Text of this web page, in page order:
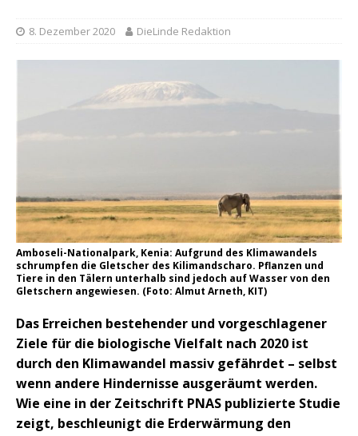
8. Dezember 2020 DieLinde Redaktion
Amboseli-Nationalpark, Kenia: Aufgrund des Klimawandels
schrumpfen die Gletscher des Kilimandscharo. Pflanzen und
Tiere in den Tälern unterhalb sind jedoch auf Wasser von den
Gletschern angewiesen. (Foto: Almut Arneth, KIT)
Das Erreichen bestehender und vorgeschlagener
Ziele für die biologische Vielfalt nach 2020 ist
durch den Klimawandel massiv gefährdet – selbst
wenn andere Hindernisse ausgeräumt werden.
Wie eine in der Zeitschrift PNAS publizierte Studie
zeigt, beschleunigt die Erderwärmung den